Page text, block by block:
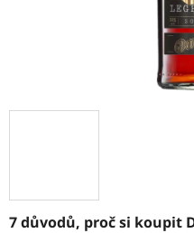
7 důvodů, proč si koupit